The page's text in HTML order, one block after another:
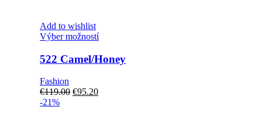
Add to wishlist
Výber možnostíTento
má
viacero
522 Camel/Honey
Fashion
€119.00 Pôvodná
€95.20Aktuálna
-21%